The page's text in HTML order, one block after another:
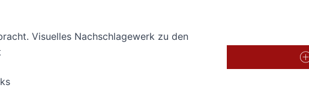
Visuelles Nachschlagewerk zu den